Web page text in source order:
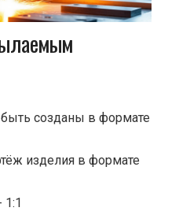
созданы в формате
изделия в формате
1:1